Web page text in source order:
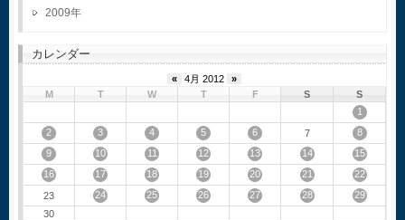
2009
カレンダー
« 4月 2012
»
M
T W T F S
S
1
2
3 4 5 6 7
8
9
10 11 12 13 14
15
16
17 18 19 20 21
22
23
24 25 26 27 28
29
30